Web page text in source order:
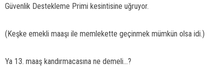
Güvenlik Destekleme Primi kesintisine uğruyor.
(Keşke emekli maaşı ile memlekette geçinmek mümkün olsa idi.)
Ya 13. maaş kandırmacasına ne demeli...?